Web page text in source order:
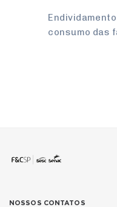
consumo das
NOSSOS CONTATOS